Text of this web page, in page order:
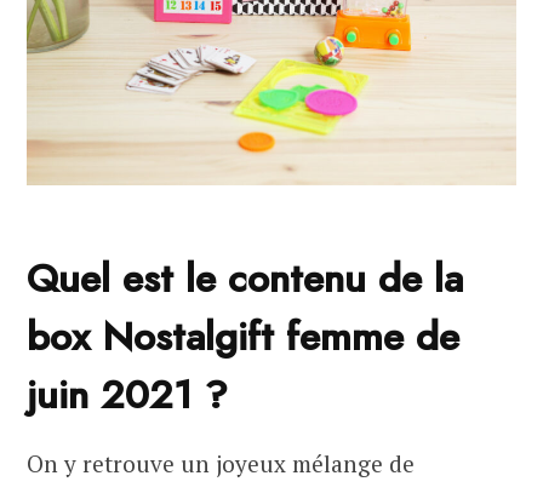
Quel est le contenu de la
box Nostalgift femme de
juin 2021 ?
On y retrouve un joyeux mélange de